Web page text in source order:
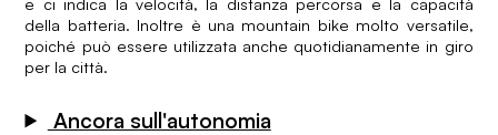
della batteria. Inoltre è una mountain bike molto versatile,
poiché può essere utilizzata anche quotidianamente in giro
per la città.
Ancora sull'autonomia